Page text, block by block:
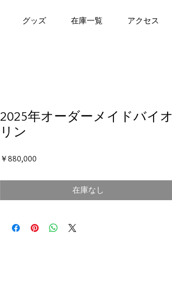
グッズ 在庫一覧 アクセス
2025年オーダーメイドバイオ
リン
￥880,000
在庫なし